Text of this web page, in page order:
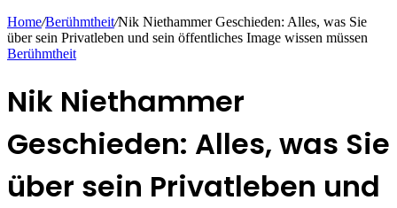
Home/Berühmtheit/Nik Niethammer Geschieden: Alles, was Sie
über sein Privatleben und sein öffentliches Image wissen müssen
Berühmtheit
Nik Niethammer
Geschieden: Alles, was Sie
über sein Privatleben und